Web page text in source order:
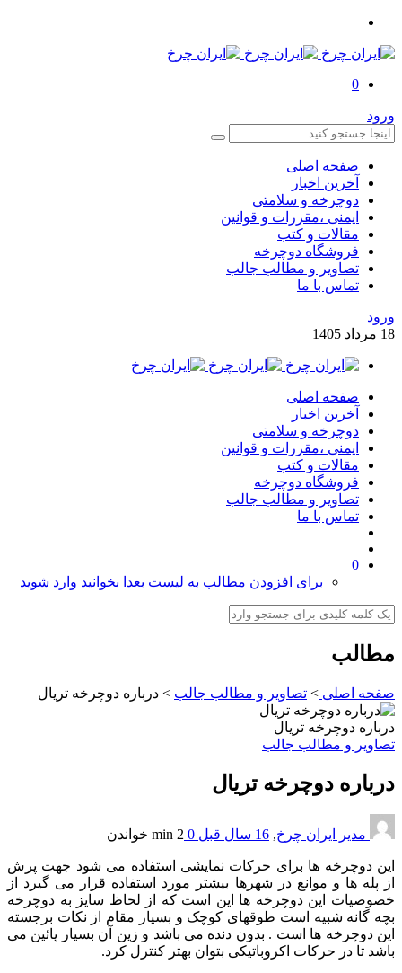
0
ورود
صفحه اصلی
آخرین اخبار
دوچرخه و سلامتی
ایمنی ،مقررات و قوانین
مقالات و کتب
فروشگاه دوچرخه
تصاویر و مطالب جالب
تماس با ما
ورود
18 مرداد 1405
صفحه اصلی
آخرین اخبار
دوچرخه و سلامتی
ایمنی ،مقررات و قوانین
مقالات و کتب
فروشگاه دوچرخه
تصاویر و مطالب جالب
تماس با ما
0
برای افزودن مطالب به لیست بعدا بخوانید وارد شوید
مطالب
صفحه اصلی > تصاویر و مطالب جالب > درباره دوچرخه تریال
درباره دوچرخه تریال
تصاویر و مطالب جالب
درباره دوچرخه تریال
مدیر ایران چرخ, 16 سال قبل 0
2 min خواندن
این دوچرخه ها برای حرکات نمایشی استفاده می شود جهت پرش
از پله ها و موانع در شهرها بیشتر مورد استفاده قرار می گیرد از
خصوصیات این دوچرخه ها این است که از لحاظ سایز به دوچرخه
بچه گانه شبیه است طوقهای کوچک و بسیار مقام از نکات برجسته
این دوچرخه ها است . بدون دنده می باشد و زین آن بسیار پائین می
باشد تا در حرکات اکروباتیکی بتوان بهتر کنترل کرد.